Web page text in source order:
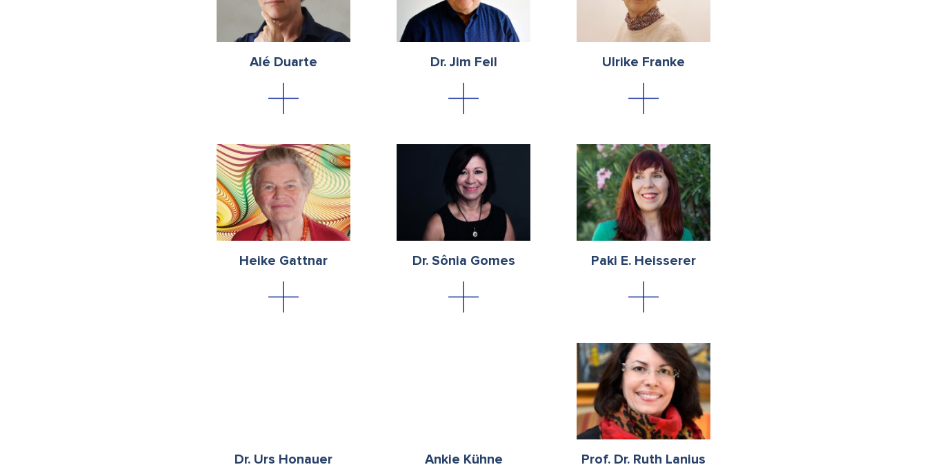
Alé Duarte Dr. Jim Feil Ulrike Franke
Heike Gattnar Dr. Sônia Gomes Paki E. Heisserer
Dr. Urs Honauer Ankie Kühne Prof. Dr. Ruth Lanius